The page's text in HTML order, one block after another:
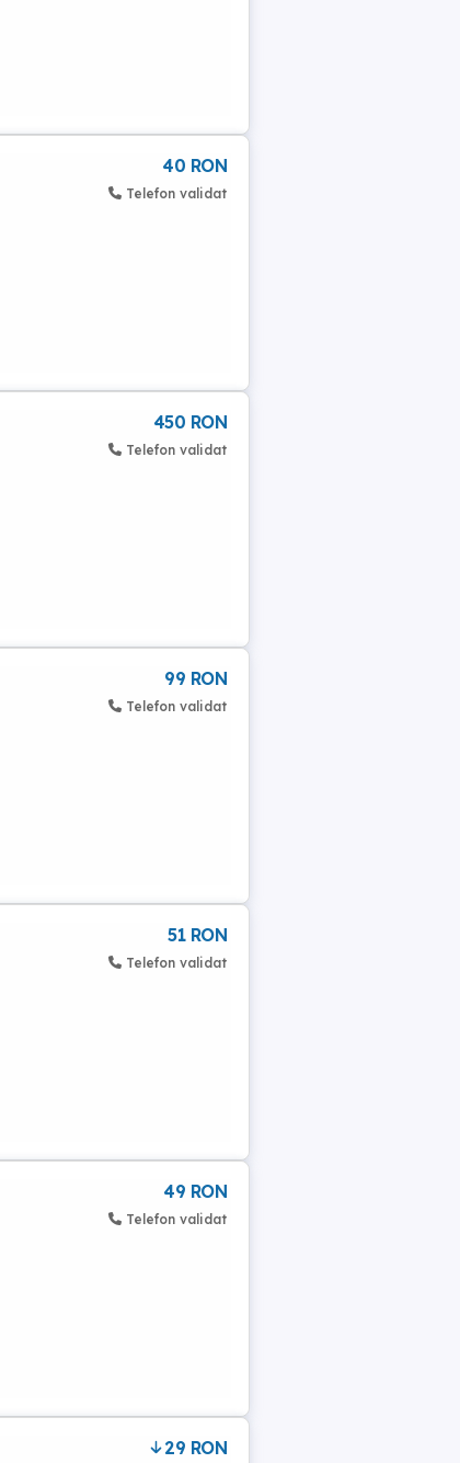
40 RON
Telefon validat
450 RON
Telefon validat
99 RON
Telefon validat
51 RON
Telefon validat
49 RON
Telefon validat
29 RON